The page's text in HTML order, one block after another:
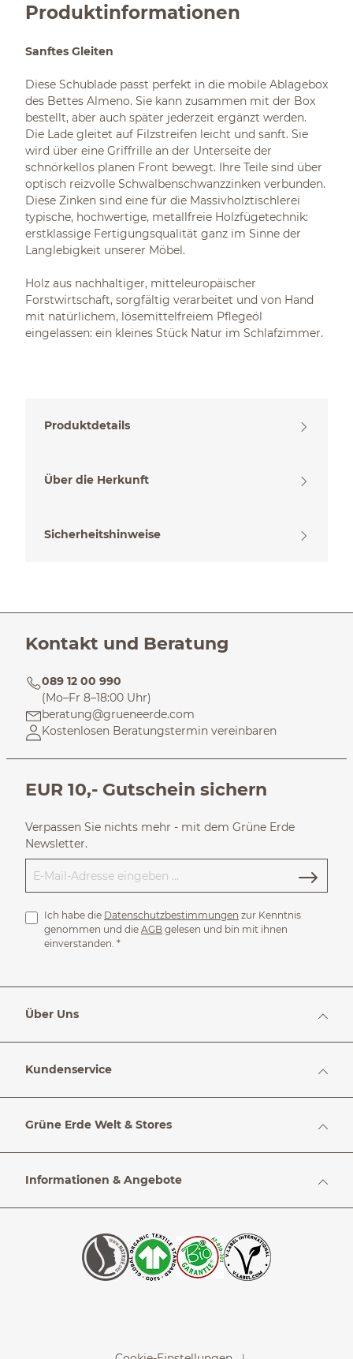
Produktinformationen
Sanftes Gleiten
Diese Schublade passt perfekt in die mobile Ablagebox
des Bettes Almeno. Sie kann zusammen mit der Box
bestellt, aber auch später jederzeit ergänzt werden.
Die Lade gleitet auf Filzstreifen leicht und sanft. Sie
wird über eine Griffrille an der Unterseite der
schnörkellos planen Front bewegt. Ihre Teile sind über
optisch reizvolle Schwalbenschwanzzinken verbunden.
Diese Zinken sind eine für die Massivholztischlerei
typische, hochwertige, metallfreie Holzfügetechnik:
erstklassige Fertigungsqualität ganz im Sinne der
Langlebigkeit unserer Möbel.
Holz aus nachhaltiger, mitteleuropäischer
Forstwirtschaft, sorgfältig verarbeitet und von Hand
mit natürlichem, lösemittelfreiem Pflegeöl
eingelassen: ein kleines Stück Natur im Schlafzimmer.
Produktdetails
Über die Herkunft
Sicherheitshinweise
Kontakt und Beratung
089 12 00 990
(Mo–Fr 8–18:00 Uhr)
beratung@grueneerde.com
Kostenlosen Beratungstermin vereinbaren
EUR 10,- Gutschein sichern
Verpassen Sie nichts mehr - mit dem Grüne Erde
Newsletter.
Ich habe die Datenschutzbestimmungen zur Kenntnis
genommen und die AGB gelesen und bin mit ihnen
einverstanden. *
Über Uns
Kundenservice
Grüne Erde Welt & Stores
Informationen & Angebote